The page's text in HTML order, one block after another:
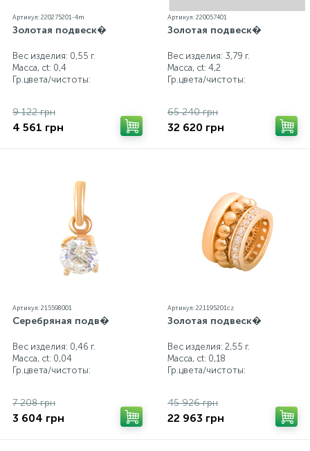
Артикул: 220275201-4m
Золотая подвеск�
Вес изделия: 0,55 г.
Масса, ct: 0,4
Гр.цвета/чистоты:
9 122 грн
4 561 грн
Артикул: 220057401
Золотая подвеск�
Вес изделия: 3,79 г.
Масса, ct: 4,2
Гр.цвета/чистоты:
65 240 грн
32 620 грн
Артикул: 215598001
Серебряная подв�
Вес изделия: 0,46 г.
Масса, ct: 0,04
Гр.цвета/чистоты:
7 208 грн
3 604 грн
Артикул: 221195201cz
Золотая подвеск�
Вес изделия: 2,55 г.
Масса, ct: 0,18
Гр.цвета/чистоты:
45 926 грн
22 963 грн